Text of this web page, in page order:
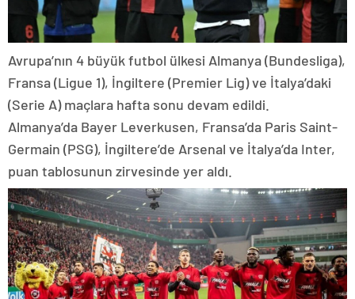
Avrupa’nın 4 büyük futbol ülkesi Almanya (Bundesliga),
Fransa (Ligue 1), İngiltere (Premier Lig) ve İtalya’daki
(Serie A) maçlara hafta sonu devam edildi.
Almanya’da Bayer Leverkusen, Fransa’da Paris Saint-
Germain (PSG), İngiltere’de Arsenal ve İtalya’da Inter,
puan tablosunun zirvesinde yer aldı.